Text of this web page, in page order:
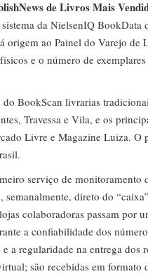
de Livros Mais
da NielsenIQ BookData
origem ao Painel do Varejo de
e o número de
BookScan livrarias
Travessa e Vila, e os
Livre e Magazine Luiza. O
serviço de monitoramento
semanalmente, direto do
colaboradoras passam por
a confiabilidade dos
a regularidade na entrega dos
são recebidas em